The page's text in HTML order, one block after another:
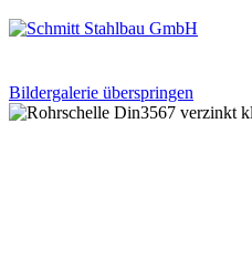
Bildergalerie überspringen